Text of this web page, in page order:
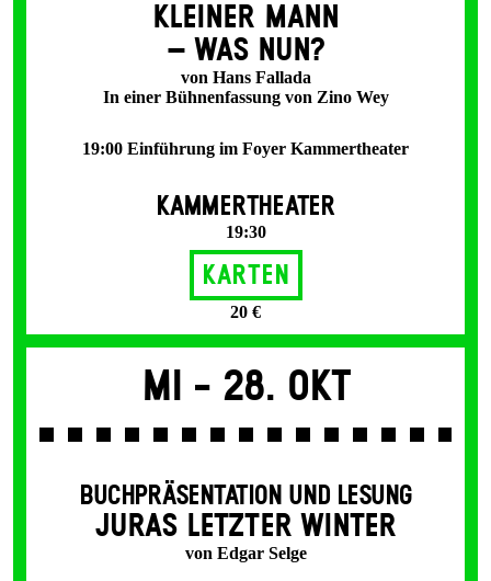
KLEINER MANN
– WAS NUN?
von Hans Fallada
In einer Bühnenfassung von Zino Wey
19:00 Einführung im Foyer Kammertheater
KAMMERTHEATER
19:30
Karten
20 €
Mi - 28. Okt
BUCHPRÄSENTATION UND LESUNG
JURAS LETZTER WINTER
von Edgar Selge